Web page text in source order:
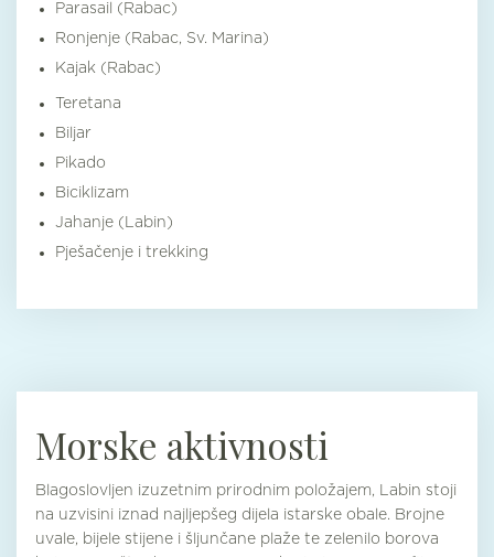
Parasail (Rabac)
Ronjenje (Rabac, Sv. Marina)
Kajak (Rabac)
Teretana
Biljar
Pikado
Biciklizam
Jahanje (Labin)
Pješačenje i trekking
Morske aktivnosti
Blagoslovljen izuzetnim prirodnim položajem, Labin stoji
na uzvisini iznad najljepšeg dijela istarske obale. Brojne
uvale, bijele stijene i šljunčane plaže te zelenilo borova